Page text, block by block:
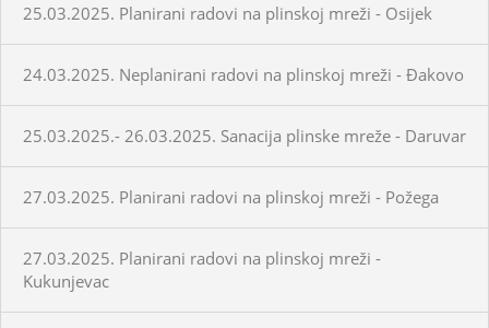
25.03.2025. Planirani radovi na plinskoj mreži - Osijek
24.03.2025. Neplanirani radovi na plinskoj mreži - Đakovo
25.03.2025.- 26.03.2025. Sanacija plinske mreže - Daruvar
27.03.2025. Planirani radovi na plinskoj mreži - Požega
27.03.2025. Planirani radovi na plinskoj mreži -
Kukunjevac